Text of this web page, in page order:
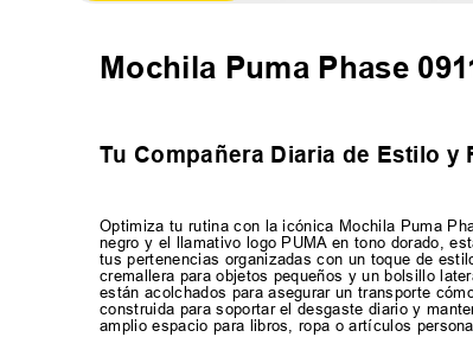
Mochila Puma Phase
Tu Compañera Diaria de Estilo y
Optimiza tu rutina con la icónica Mochila Puma
negro y el llamativo logo PUMA en tono dorado,
tus pertenencias organizadas con un toque de
cremallera para objetos pequeños y un bolsillo
están acolchados para asegurar un transporte
construida para soportar el desgaste diario y
amplio espacio para libros, ropa o artículos